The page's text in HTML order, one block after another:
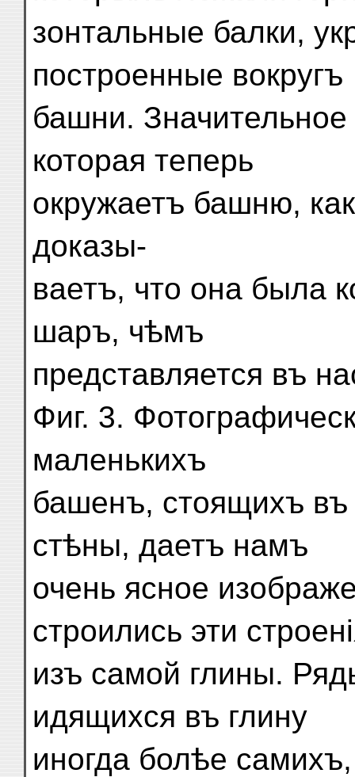
зонтальные балки,
построенные вокругъ
башни. Значительное
которая теперь
окружаетъ башню,
доказы-
ваетъ, что она была
шаръ, чѣмъ
представляется въ
Фиг. 3.
маленькихъ
башенъ, стоящихъ
стѣны, даетъ намъ
очень ясное
строились эти
изъ самой глины.
идящихся въ глину
иногда болѣе